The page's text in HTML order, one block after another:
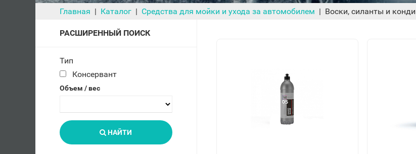
Главная Каталог Средства для мойки и ухода за автомобилем Воски, силанты и
РАСШИРЕННЫЙ ПОИСК
Тип
Консервант
Объем / вес
НАЙТИ